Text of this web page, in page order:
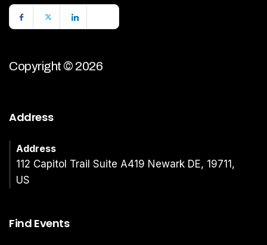
Copyright © 2026
Address
Address
112 Capitol Trail Suite A419 Newark DE, 19711,
US
Find Events